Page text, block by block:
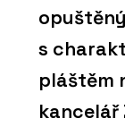
s
pláštěm
kancelář